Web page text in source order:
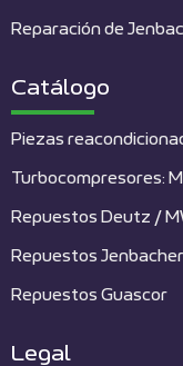
Reparación de
Catálogo
Piezas
Turbocompresores:
Repuestos Deutz /
Repuestos Jenbacher
Repuestos Guascor
Legal